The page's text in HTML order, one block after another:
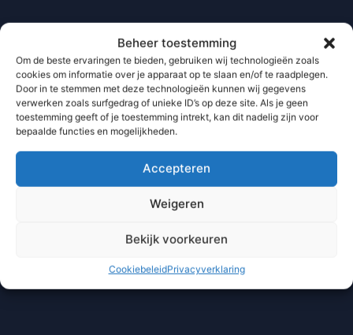
Beheer toestemming
Om de beste ervaringen te bieden, gebruiken wij technologieën zoals
cookies om informatie over je apparaat op te slaan en/of te raadplegen.
Door in te stemmen met deze technologieën kunnen wij gegevens
verwerken zoals surfgedrag of unieke ID’s op deze site. Als je geen
toestemming geeft of je toestemming intrekt, kan dit nadelig zijn voor
bepaalde functies en mogelijkheden.
Accepteren
Weigeren
Bekijk voorkeuren
CookiebeleidPrivacyverklaring